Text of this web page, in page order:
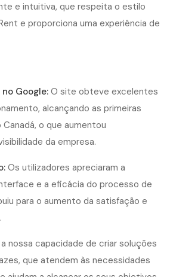
e intuitiva, que respeita o estilo
e proporciona uma experiência de
Google: O site obteve excelentes
alcançando as primeiras
o que aumentou
da empresa.
Os utilizadores apreciaram a
e a eficácia do processo de
para o aumento da satisfação e
nossa capacidade de criar soluções
que atendem às necessidades